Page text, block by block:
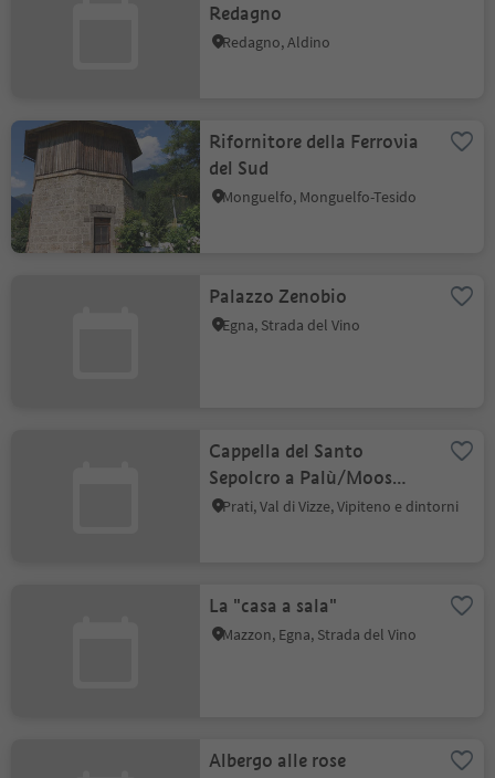
Redagno
Redagno, Aldino
Rifornitore della Ferrovia
del Sud
Monguelfo, Monguelfo-Tesido
Palazzo Zenobio
Egna, Strada del Vino
Cappella del Santo
Sepolcro a Palù/Moos
presso Prati
Prati, Val di Vizze, Vipiteno e dintorni
La "casa a sala"
Mazzon, Egna, Strada del Vino
Albergo alle rose